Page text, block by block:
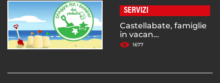
SERVIZI
Castellabate, famiglie
in vacan...
1677